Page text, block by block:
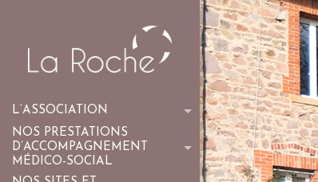
L’ASSOCIATION
NOS PRESTATIONS
D’ACCOMPAGNEMENT
MÉDICO-SOCIAL